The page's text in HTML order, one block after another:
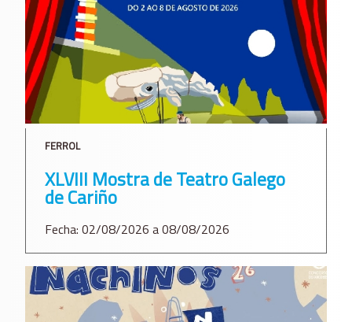
FERROL
XLVIII Mostra de Teatro Galego
de Cariño
Fecha: 02/08/2026 a 08/08/2026